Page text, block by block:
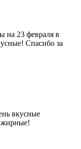
на 23 февраля в
Спасибо за
вкусные
жирные!